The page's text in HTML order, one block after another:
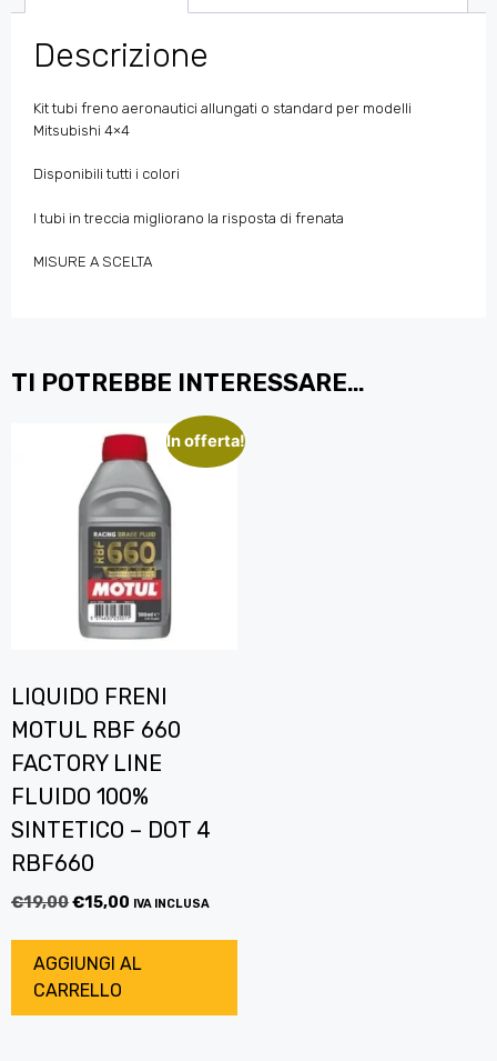
Descrizione
Kit tubi freno aeronautici allungati o standard per modelli
Mitsubishi 4×4
Disponibili tutti i colori
I tubi in treccia migliorano la risposta di frenata
MISURE A SCELTA
TI POTREBBE INTERESSARE…
In offerta!
LIQUIDO FRENI
MOTUL RBF 660
FACTORY LINE
FLUIDO 100%
SINTETICO – DOT 4
RBF660
€19,00€15,00 IVA INCLUSA
AGGIUNGI AL
CARRELLO